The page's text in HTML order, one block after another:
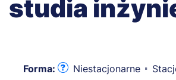
studia
Forma: Niestacjonarne